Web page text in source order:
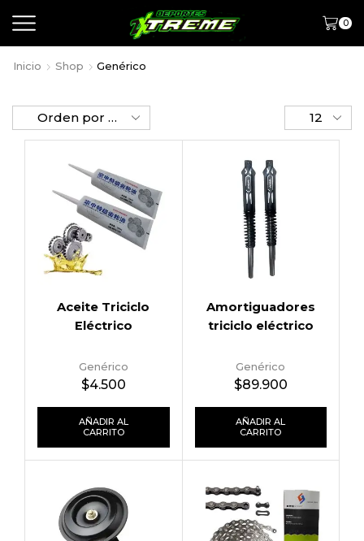
0
Inicio Shop Genérico
Aceite Triciclo
Eléctrico
Genérico
$4.500
AÑADIR AL
CARRITO
Amortiguadores
triciclo eléctrico
Genérico
$89.900
AÑADIR AL
CARRITO